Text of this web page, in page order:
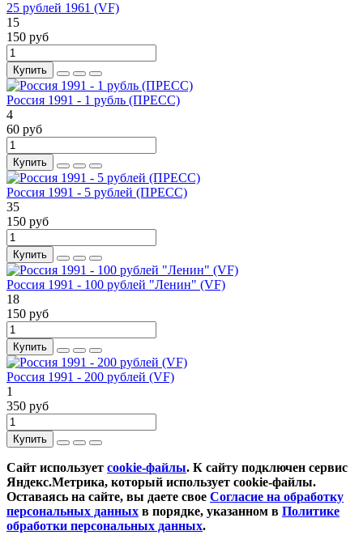
25 рублей 1961 (VF)
15
150 руб
Купить
Россия 1991 - 1 рубль (ПРЕСС)
4
60 руб
Купить
Россия 1991 - 5 рублей (ПРЕСС)
35
150 руб
Купить
Россия 1991 - 100 рублей "Ленин" (VF)
18
150 руб
Купить
Россия 1991 - 200 рублей (VF)
1
350 руб
Купить
Сайт использует cookie-файлы. К cайту подключен сервис
Яндекс.Метрика, который использует cookie-файлы.
Оставаясь на сайте, вы даете свое Согласие на обработку
персональных данных в порядке, указанном в Политике
обработки персональных данных.